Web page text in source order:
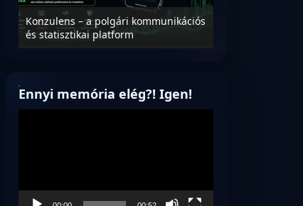
Konzulens – a polgári kommunikációs
és statisztikai platform
Ennyi memória elég?! Igen!